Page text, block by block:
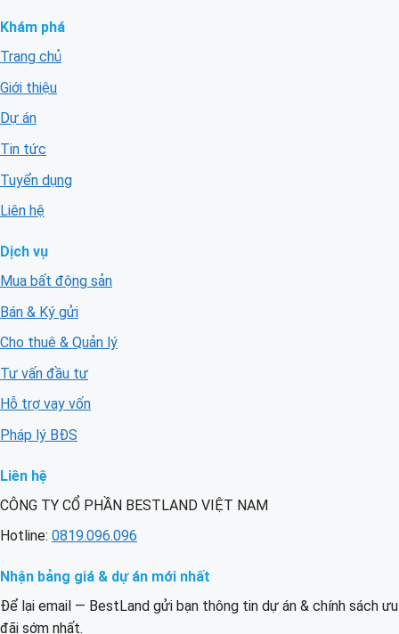
Khám phá
Trang chủ
Giới thiệu
Dự án
Tin tức
Tuyển dụng
Liên hệ
Dịch vụ
Mua bất động sản
Bán & Ký gửi
Cho thuê & Quản lý
Tư vấn đầu tư
Hỗ trợ vay vốn
Pháp lý BĐS
Liên hệ
CÔNG TY CỔ PHẦN BESTLAND VIỆT NAM
Hotline: 0819.096.096
Nhận bảng giá & dự án mới nhất
Để lại email — BestLand gửi bạn thông tin dự án & chính sách ưu
đãi sớm nhất.